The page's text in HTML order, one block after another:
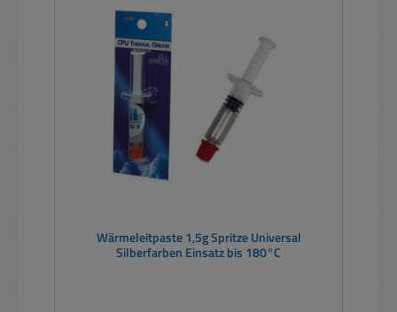
Wärmeleitpaste 1,5g Spritze Universal
Silberfarben Einsatz bis 180°C